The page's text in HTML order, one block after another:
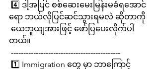
ရော ဘယ်လိုပြင်ဆင်သွားရမလဲ ဆိုတာကို
တယ်။
--------------------------------------------